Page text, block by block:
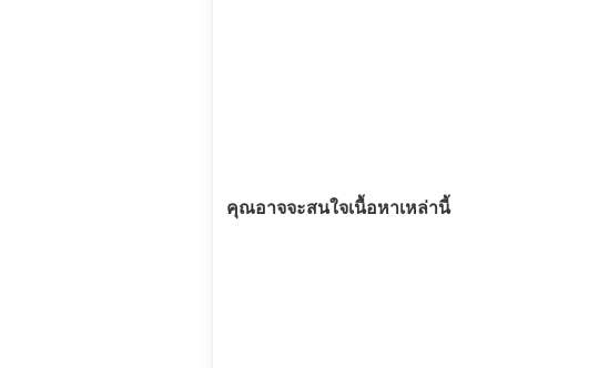
คุณอาจจะสนใจเนื้อหาเหล่านี้